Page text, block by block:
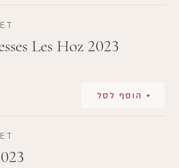
Les Hoz 2023
+ הוסף לסל